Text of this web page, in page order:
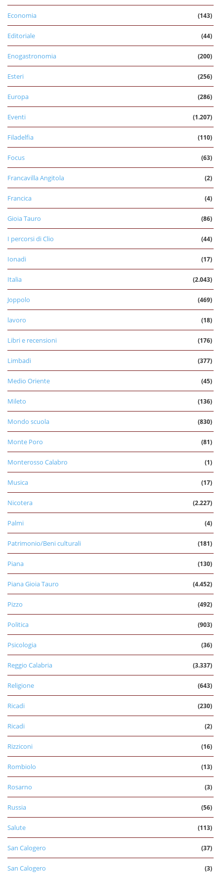
Economia (143)
Editoriale (44)
Enogastronomia (200)
Esteri (256)
Europa (286)
Eventi (1.207)
Filadelfia (110)
Focus (63)
Francavilla Angitola (2)
Francica (4)
Gioia Tauro (86)
I percorsi di Clio (44)
Ionadi (17)
Italia (2.043)
Joppolo (469)
lavoro (18)
Libri e recensioni (176)
Limbadi (377)
Medio Oriente (45)
Mileto (136)
Mondo scuola (830)
Monte Poro (81)
Monterosso Calabro (1)
Musica (17)
Nicotera (2.227)
Palmi (4)
Patrimonio/Beni culturali (181)
Piana (130)
Piana Gioia Tauro (4.452)
Pizzo (492)
Politica (903)
Psicologia (36)
Reggio Calabria (3.337)
Religione (643)
Ricadi (230)
Ricadi (2)
Rizziconi (16)
Rombiolo (13)
Rosarno (3)
Russia (56)
Salute (113)
San Calogero (37)
San Calogero (3)